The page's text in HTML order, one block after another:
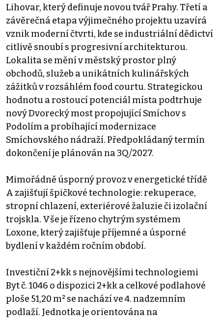
Lihovar, který definuje novou tvář Prahy. Třetí a
závěrečná etapa výjimečného projektu uzavírá
vznik moderní čtvrti, kde se industriální dědictví
citlivě snoubí s progresivní architekturou.
Lokalita se mění v městský prostor plný
obchodů, služeb a unikátních kulinářských
zážitků v rozsáhlém food courtu. Strategickou
hodnotu a rostoucí potenciál místa podtrhuje
nový Dvorecký most propojující Smíchov s
Podolím a probíhající modernizace
Smíchovského nádraží. Předpokládaný termín
dokončení je plánován na 3Q/2027.
Mimořádně úsporný provoz v energetické třídě
A zajišťují špičkové technologie: rekuperace,
stropní chlazení, exteriérové žaluzie či izolační
trojskla. Vše je řízeno chytrým systémem
Loxone, který zajišťuje příjemné a úsporné
bydlení v každém ročním období.
Investiční 2+kk s nejnovějšími technologiemi
Byt č. 1046 o dispozici 2+kk a celkové podlahové
ploše 51,20 m² se nachází ve 4. nadzemním
podlaží. Jednotka je orientována na